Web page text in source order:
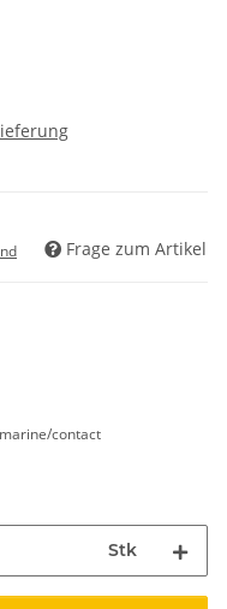
Frage zum Artikel
contact
Stk